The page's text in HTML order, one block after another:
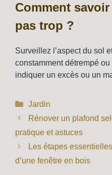
Comment
pas trop ?
Surveillez l’aspect du sol
constamment détrempé
indiquer un excès ou un
Catégories
Jardin
Rénover un plafond
pratique et astuces
Les étapes
d’une fenêtre en bois